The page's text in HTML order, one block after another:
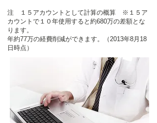
注 １５アカウントとして計算の概算 ※１５ア
カウントで１０年使用すると約680万の差額とな
ります。
年約77万の経費削減ができます。（2013年8月18
日時点）